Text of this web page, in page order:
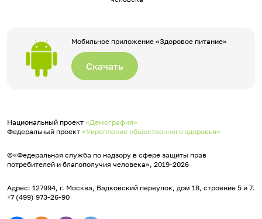
Мобильное приложение «Здоровое питание»
Скачать
Национальный проект «Демография»
Федеральный проект «Укрепление общественного здоровья»
©«Федеральная служба по надзору в сфере защиты прав
потребителей и благополучия человека», 2019-2026
Адрес: 127994, г. Москва, Вадковский переулок, дом 18, строение 5 и 7.
+7 (499) 973-26-90